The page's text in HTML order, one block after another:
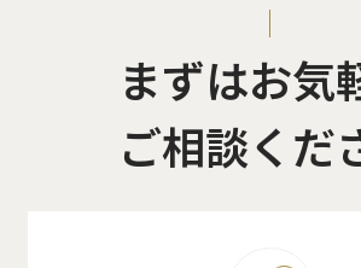
まずはお気
ご相談くだ